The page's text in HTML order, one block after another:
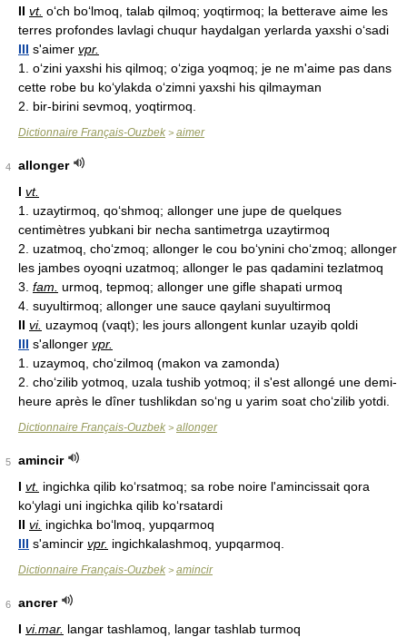
II vt. o‘ch bo‘lmoq, talab qilmoq; yoqtirmoq; la betterave aime les
terres profondes lavlagi chuqur haydalgan yerlarda yaxshi o‘sadi
III s'aimer vpr.
1. o‘zini yaxshi his qilmoq; o‘ziga yoqmoq; je ne m'aime pas dans
cette robe bu ko‘ylakda o‘zimni yaxshi his qilmayman
2. bir-birini sevmoq, yoqtirmoq.
Dictionnaire Français-Ouzbek > aimer
4
allonger
I vt.
1. uzaytirmoq, qo‘shmoq; allonger une jupe de quelques
centimètres yubkani bir necha santimetrga uzaytirmoq
2. uzatmoq, cho‘zmoq; allonger le cou bo‘ynini cho‘zmoq; allonger
les jambes oyoqni uzatmoq; allonger le pas qadamini tezlatmoq
3. fam. urmoq, tepmoq; allonger une gifle shapati urmoq
4. suyultirmoq; allonger une sauce qaylani suyultirmoq
II vi. uzaymoq (vaqt); les jours allongent kunlar uzayib qoldi
III s'allonger vpr.
1. uzaymoq, cho‘zilmoq (makon va zamonda)
2. cho‘zilib yotmoq, uzala tushib yotmoq; il s'est allongé une demi-
heure après le dîner tushlikdan so‘ng u yarim soat cho‘zilib yotdi.
Dictionnaire Français-Ouzbek > allonger
5
amincir
I vt. ingichka qilib ko‘rsatmoq; sa robe noire l'amincissait qora
ko‘ylagi uni ingichka qilib ko‘rsatardi
II vi. ingichka bo‘lmoq, yupqarmoq
III s'amincir vpr. ingichkalashmoq, yupqarmoq.
Dictionnaire Français-Ouzbek > amincir
6
ancrer
I vi.mar. langar tashlamoq, langar tashlab turmoq